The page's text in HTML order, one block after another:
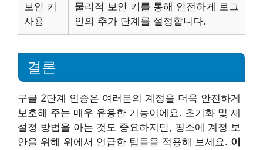
보안 키
사용
물리적 보안 키를 통해 안전하게 로그
인의 추가 단계를 설정합니다.
결론
구글 2단계 인증은 여러분의 계정을 더욱 안전하게
보호해 주는 매우 유용한 기능이에요. 초기화 및 재
설정 방법을 아는 것도 중요하지만, 평소에 계정 보
안을 위해 위에서 언급한 팁들을 적용해 보세요. 이